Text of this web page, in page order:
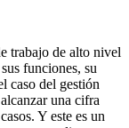
trabajo de alto nivel
funciones, su
caso del gestión
una cifra
Y este es un